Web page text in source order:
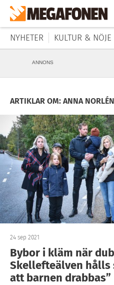
NYHETER KULTUR & NÖJE
ANNONS
ARTIKLAR OM: ANNA NORLÉN
24 sep 2021
Bybor i kläm när
Skellefteälven hålls
att barnen drabbas”